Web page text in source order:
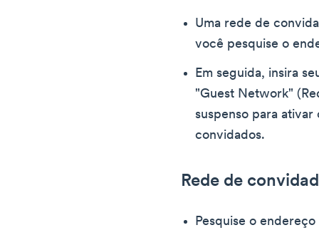
Uma rede de
você pesquise o
Em seguida, insira
"Guest Network"
suspenso para
convidados.
Rede de
Pesquise o